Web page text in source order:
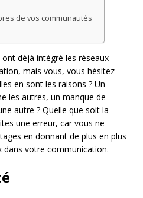
de vos communautés
déjà intégré les réseaux
mais vous, vous hésitez
en sont les raisons ? Un
les autres, un manque de
autre ? Quelle que soit la
une erreur, car vous ne
en donnant de plus en plus
dans votre communication.